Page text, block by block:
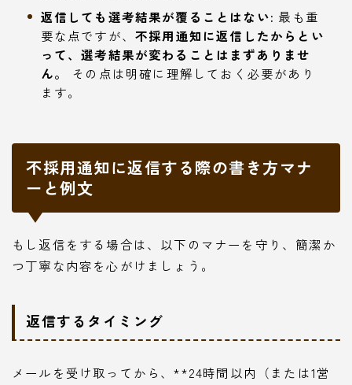
返信しても選考結果が覆ることはない: 最も重
要な点ですが、 不採用通知に返信したからとい
って、選考結果が変わることはまずありませ
ん。
その点は明確に理解しておく必要があり
ます。
不採用通知に返信する際の書き方マナ
ーと例文
もし返信をする場合は、以下のマナーを守り、簡潔か
つ丁寧な内容を心がけましょう。
返信するタイミング
メールを受け取ってから、**24時間以内（または1営